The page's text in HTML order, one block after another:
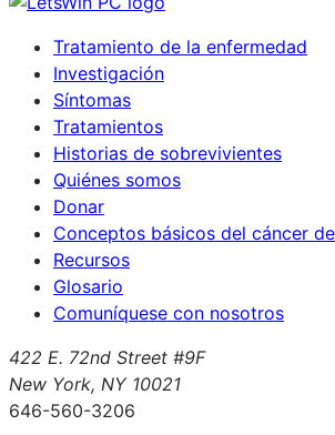
Tratamiento de la enfermedad
Investigación
Síntomas
Tratamientos
Historias de sobrevivientes
Quiénes somos
Donar
Conceptos básicos del cáncer
Recursos
Glosario
Comuníquese con nosotros
422 E. 72nd Street #9F
New York, NY 10021
646-560-3206